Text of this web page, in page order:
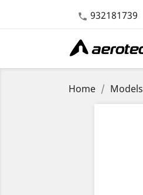
 932181739
Home Models